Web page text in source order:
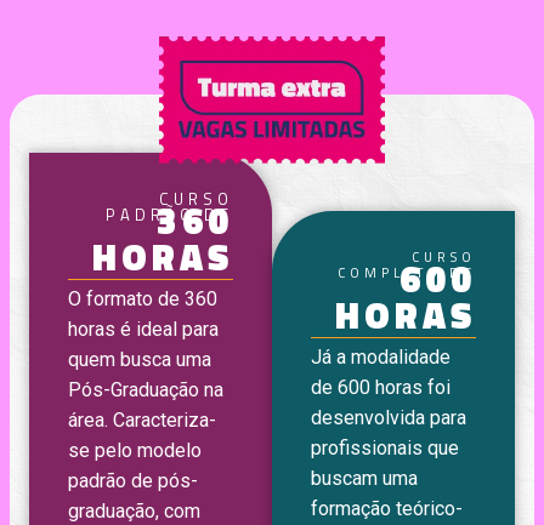
CURSO
PADRÃO DE
360
HORAS
O formato de 360
horas é ideal para
quem busca uma
Pós-Graduação na
área. Caracteriza-
se pelo modelo
padrão de pós-
graduação, com
CURSO
COMPLETO DE
600
HORAS
Já a modalidade
de 600 horas foi
desenvolvida para
profissionais que
buscam uma
formação teórico-